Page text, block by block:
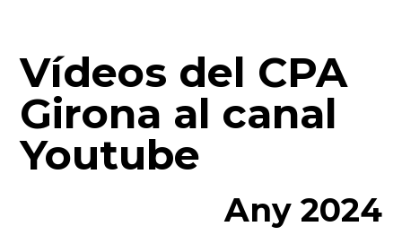
Vídeos del CPA
Girona al canal
Youtube
Any 2024